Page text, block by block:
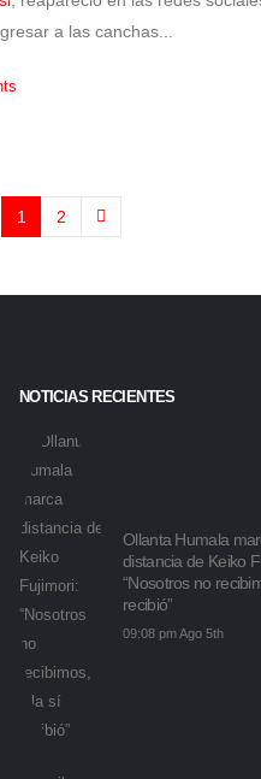
a las canchas...
1 2
NOTICIAS RECIENTES
Ollanta Humala
distancia de Keiko
“Nosotros no
recibió”
09:08 pm Ago 5th